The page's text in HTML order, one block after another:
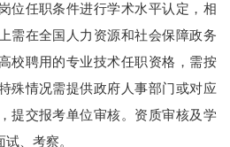
位任职条件进行学术水平认定，相
需在全国人力资源和社会保障政务
校聘用的专业技术任职资格，需按
殊情况需提供政府人事部门或对应
提交报考单位审核。资质审核及学
、考察。